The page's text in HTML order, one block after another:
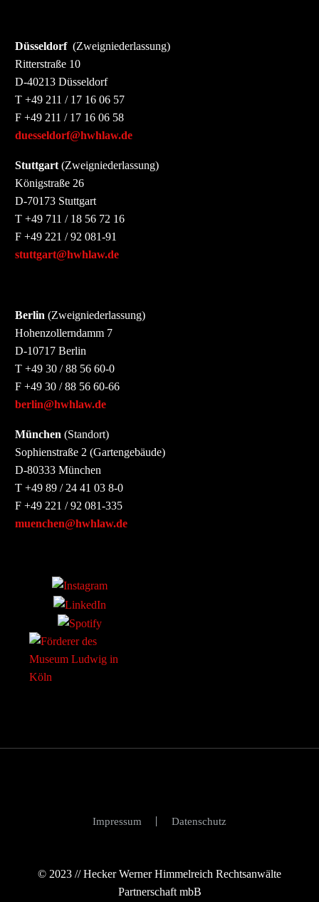
Düsseldorf (Zweigniederlassung)
Ritterstraße 10
D-40213 Düsseldorf
T +49 211 / 17 16 06 57
F +49 211 / 17 16 06 58
duesseldorf@hwhlaw.de
Stuttgart (Zweigniederlassung)
Königstraße 26
D-70173 Stuttgart
T +49 711 / 18 56 72 16
F +49 221 / 92 081-91
stuttgart@hwhlaw.de
Berlin (Zweigniederlassung)
Hohenzollerndamm 7
D-10717 Berlin
T +49 30 / 88 56 60-0
F +49 30 / 88 56 60-66
berlin@hwhlaw.de
München (Standort)
Sophienstraße 2 (Gartengebäude)
D-80333 München
T +49 89 / 24 41 03 8-0
F +49 221 / 92 081-335
muenchen@hwhlaw.de
Impressum Datenschutz